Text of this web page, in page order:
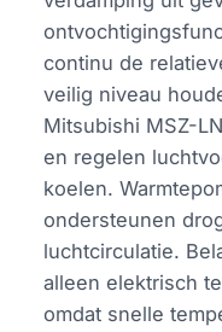
continu de
veilig niveau
Mitsubishi MSZ-
en regelen
koelen.
ondersteunen
luchtcirculatie.
alleen elektrisch
omdat snelle